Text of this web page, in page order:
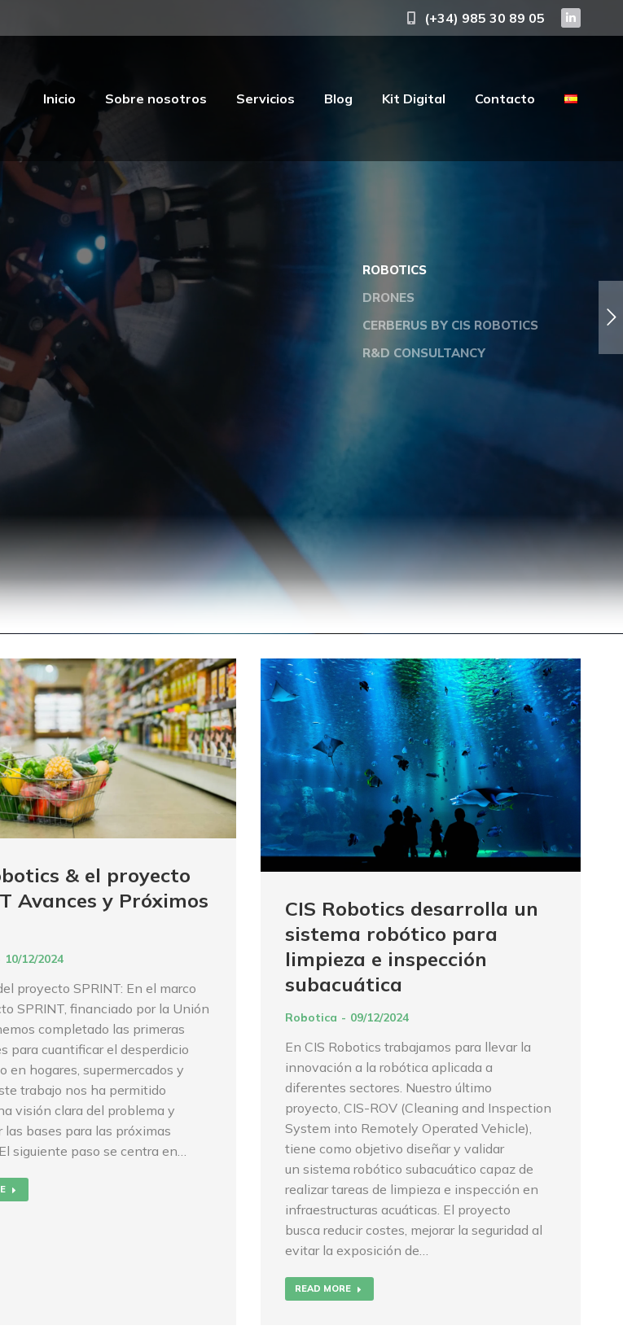
(+34) 985 30 89 05
Inicio Sobre nosotros Servicios Blog Kit Digital Contacto
ROBOTICS
DRONES
CERBERUS BY CIS ROBOTICS
R&D CONSULTANCY
& el proyecto
Avances y Próximos
10/12/2024
proyecto SPRINT: En el marco
SPRINT, financiado por la Unión
completado las primeras
para cuantificar el desperdicio
en hogares, supermercados y
trabajo nos ha permitido
visión clara del problema y
las bases para las próximas
siguiente paso se centra en…
CIS Robotics desarrolla un
sistema robótico para
limpieza e inspección
subacuática
Robotica 09/12/2024
En CIS Robotics trabajamos para llevar la
innovación a la robótica aplicada a
diferentes sectores. Nuestro último
proyecto, CIS-ROV (Cleaning and Inspection
System into Remotely Operated Vehicle),
tiene como objetivo diseñar y validar
un sistema robótico subacuático capaz de
realizar tareas de limpieza e inspección en
infraestructuras acuáticas. El proyecto
busca reducir costes, mejorar la seguridad al
evitar la exposición de…
READ MORE
Inicio Sobre nosotros Servicios Blog Kit Digital Contacto